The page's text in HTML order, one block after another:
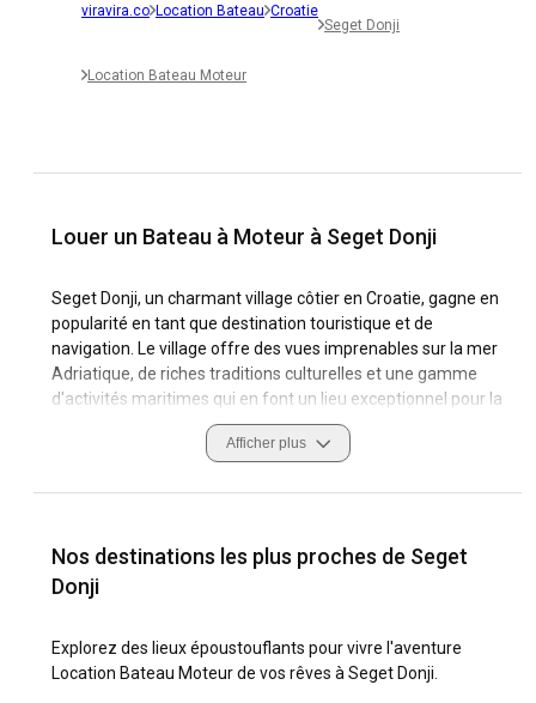
viravira.co Location Bateau Croatie
Seget Donji
Location Bateau Moteur
Louer un Bateau à Moteur à Seget Donji
Seget Donji, un charmant village côtier en Croatie, gagne en
popularité en tant que destination touristique et de
navigation. Le village offre des vues imprenables sur la mer
Adriatique, de riches traditions culturelles et une gamme
d'activités maritimes qui en font un lieu exceptionnel pour la
location de bateaux à moteur. En naviguant sur les eaux
cristallines, vous découvrirez les caractéristiques côtières
et des marinas bien équipées.
Pour des aventures de navigation inoubliables, il est crucial
de vous familiariser avec les meilleures pratiques de
navigation de Seget Donji, les coutumes locales et les
Donji vous permet d'explorer ses sites historiques,
d'apprécier sa beauté naturelle et de vous immerger dans
Afficher plus
Nos destinations les plus proches de Seget
Donji
Explorez des lieux époustouflants pour vivre l'aventure
Location Bateau Moteur de vos rêves à Seget Donji.